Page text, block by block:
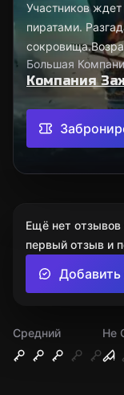
Участников
пиратами.
сокровища.Возра
Большая
Компания
Средний
Не
Ещё нет отзывов
первый отзыв и
Добавить